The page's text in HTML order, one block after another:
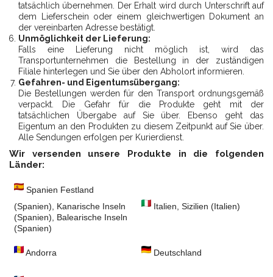
tatsächlich übernehmen. Der Erhalt wird durch Unterschrift auf
dem Lieferschein oder einem gleichwertigen Dokument an
der vereinbarten Adresse bestätigt.
Unmöglichkeit der Lieferung:
Falls eine Lieferung nicht möglich ist, wird das
Transportunternehmen die Bestellung in der zuständigen
Filiale hinterlegen und Sie über den Abholort informieren.
Gefahren- und Eigentumsübergang:
Die Bestellungen werden für den Transport ordnungsgemäß
verpackt. Die Gefahr für die Produkte geht mit der
tatsächlichen Übergabe auf Sie über. Ebenso geht das
Eigentum an den Produkten zu diesem Zeitpunkt auf Sie über.
Alle Sendungen erfolgen per Kurierdienst.
Wir versenden unsere Produkte in die folgenden
Länder:
Spanien Festland
(Spanien), Kanarische Inseln
(Spanien), Balearische Inseln
(Spanien)
Italien, Sizilien (Italien)
Andorra Deutschland